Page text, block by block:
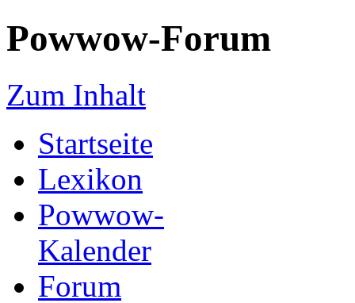
Powwow-Forum
Zum Inhalt
Startseite
Lexikon
Powwow-
Kalender
Forum